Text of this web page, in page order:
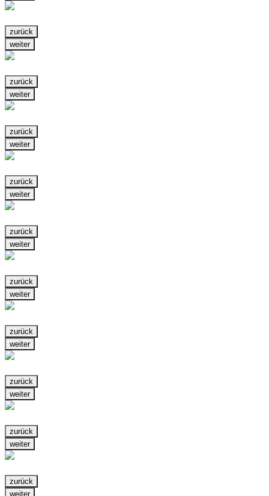
zurück
weiter
zurück
weiter
zurück
weiter
zurück
weiter
zurück
weiter
zurück
weiter
zurück
weiter
zurück
weiter
zurück
weiter
zurück
weiter